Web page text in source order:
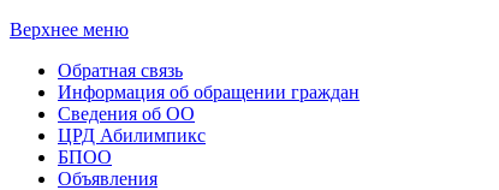
Верхнее меню
Обратная связь
Информация об обращении граждан
Сведения об ОО
ЦРД Абилимпикс
БПОО
Объявления